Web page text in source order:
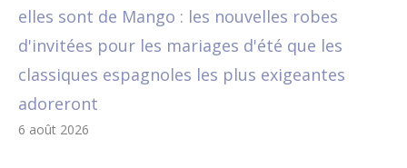
elles sont de Mango : les nouvelles robes
d'invitées pour les mariages d'été que les
classiques espagnoles les plus exigeantes
adoreront
6 août 2026